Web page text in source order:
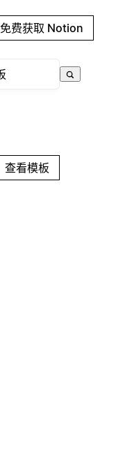
免费获取 Notion
查看模板